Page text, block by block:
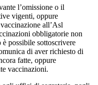
l’omissione o il
vigenti, oppure
all’Asl
obbligatorie non
è possibile sottoscrivere
di aver richiesto di
fatte, oppure
vaccinazioni.